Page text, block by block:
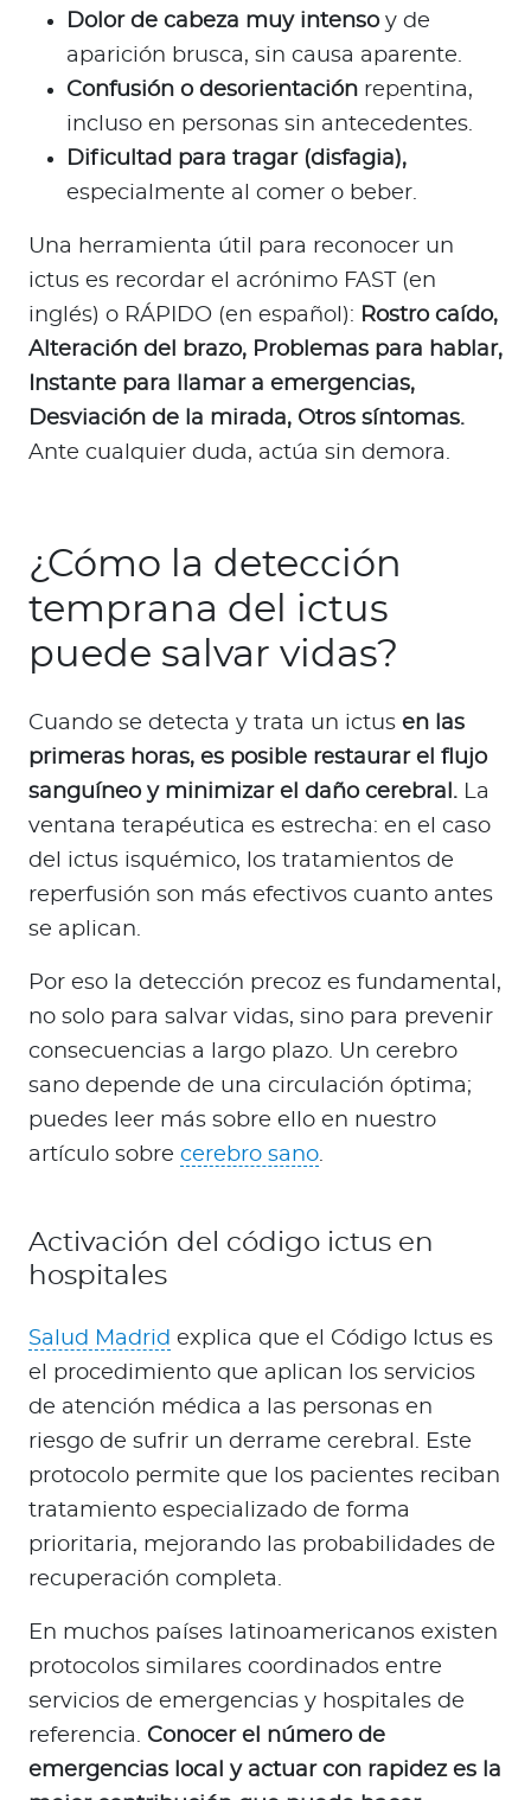
Dolor de cabeza muy intensoy de
aparición brusca, sin causa aparente.
Confusión o desorientación repentina,
incluso en personas sin antecedentes.
Dificultad para tragar (disfagia),
especialmente al comer o beber.
Una herramienta útil para reconocer un
ictus es recordar el acrónimo FAST (en
inglés) o RÁPIDO (en español): Rostro caído,
Alteración del brazo, Problemas para hablar,
Instante para llamar a emergencias,
Desviación de la mirada, Otros síntomas.
Ante cualquier duda, actúa sin demora.
¿Cómo la detección
temprana del ictus
puede salvar vidas?
Cuando se detecta y trata un ictus en las
primeras horas, es posible restaurar el flujo
sanguíneo y minimizar el daño cerebral. La
ventana terapéutica es estrecha: en el caso
del ictus isquémico, los tratamientos de
reperfusión son más efectivos cuanto antes
se aplican.
Por eso la detección precoz es fundamental,
no solo para salvar vidas, sino para prevenir
consecuencias a largo plazo. Un cerebro
sano depende de una circulación óptima;
puedes leer más sobre ello en nuestro
artículo sobre cerebro sano.
Activación del código ictus en
hospitales
Salud Madrid explica que el Código Ictus es
el procedimiento que aplican los servicios
de atención médica a las personas en
riesgo de sufrir un derrame cerebral. Este
protocolo permite que los pacientes reciban
tratamiento especializado de forma
prioritaria, mejorando las probabilidades de
recuperación completa.
En muchos países latinoamericanos existen
protocolos similares coordinados entre
servicios de emergencias y hospitales de
referencia. Conocer el número de
emergencias local y actuar con rapidez es la